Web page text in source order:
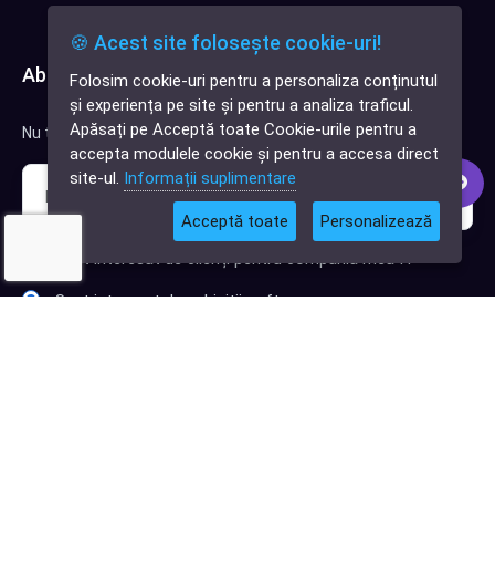
✕
Cauți o aplicație
software?
Abonează-te la newsletter
Nu trimitem spam, deci nu îți face griji.
Sunt interesat de clienți pentru compania mea IT
Sunt interesat de achiziții software
🍪 Acest site folosește cookie-uri!
Folosim cookie-uri pentru a personaliza conținutul
și experiența pe site și pentru a analiza traficul.
Apăsați pe Acceptă toate Cookie-urile pentru a
accepta modulele cookie și pentru a accesa direct
site-ul. Informații suplimentare
Acceptă toate Personalizează